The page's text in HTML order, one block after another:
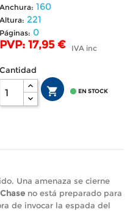
Anchura: 160
Altura: 221
Páginas: 0
PVP: 17,95 € IVA inc
Cantidad
  EN STOCK
Una amenaza se cierne
no está preparado para
de invocar la espada del